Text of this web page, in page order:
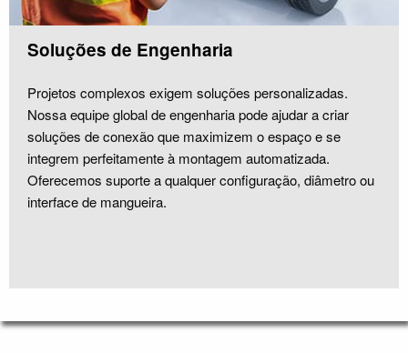
Soluções de Engenharia
Projetos complexos exigem soluções personalizadas.
Nossa equipe global de engenharia pode ajudar a criar
soluções de conexão que maximizem o espaço e se
integrem perfeitamente à montagem automatizada.
Oferecemos suporte a qualquer configuração, diâmetro ou
interface de mangueira.